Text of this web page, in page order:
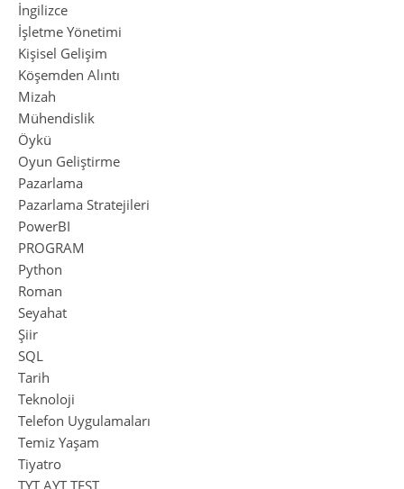
İngilizce
İşletme Yönetimi
Kişisel Gelişim
Köşemden Alıntı
Mizah
Mühendislik
Öykü
Oyun Geliştirme
Pazarlama
Pazarlama Stratejileri
PowerBI
PROGRAM
Python
Roman
Seyahat
Şiir
SQL
Tarih
Teknoloji
Telefon Uygulamaları
Temiz Yaşam
Tiyatro
TYT AYT TEST